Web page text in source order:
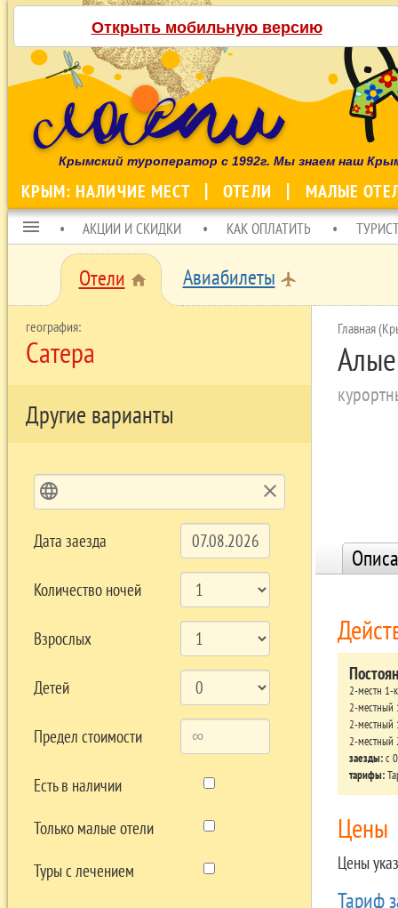
Открыть мобильную версию
Крымский туроператор с 1992г. Мы знаем наш
КРЫМ: НАЛИЧИЕ МЕСТ ОТЕЛИ МАЛЫЕ
menu АКЦИИ И СКИДКИ КАК ОПЛАТИТЬ
Отели home Авиабилеты local_airport
Сатера
Другие варианты
language clear
Дата заезда
Количество ночей
Взрослых
Детей
Предел стоимости
Есть в наличии
Только малые отели
Туры с лечением
Главная
2-местн 1-
2-местный
2-местный
2-местный
заезды:c
тарифы:
Цены
Цены
Тариф